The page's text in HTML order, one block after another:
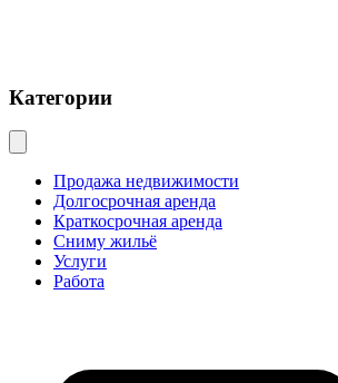
Категории
Продажа недвижимости
Долгосрочная аренда
Краткосрочная аренда
Сниму жильё
Услуги
Работа